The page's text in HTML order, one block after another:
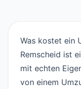
Was kostet ein
Remscheid ist
mit echten
von einem